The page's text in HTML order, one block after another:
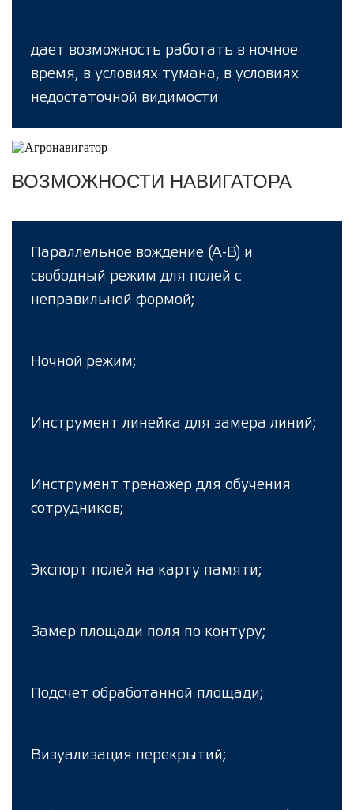
дает возможность работать в ночное
время, в условиях тумана, в условиях
недостаточной видимости
ВОЗМОЖНОСТИ НАВИГАТОРА
Параллельное вождение (А-В) и
свободный режим для полей с
неправильной формой;
Ночной режим;
Инструмент линейка для замера линий;
Инструмент тренажер для обучения
сотрудников;
Экспорт полей на карту памяти;
Замер площади поля по контуру;
Подсчет обработанной площади;
Визуализация перекрытий;